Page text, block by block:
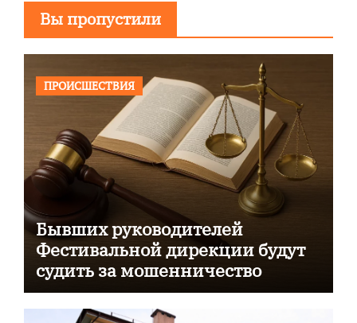
Вы пропустили
ПРОИСШЕСТВИЯ
Бывших руководителей
Фестивальной дирекции будут
судить за мошенничество